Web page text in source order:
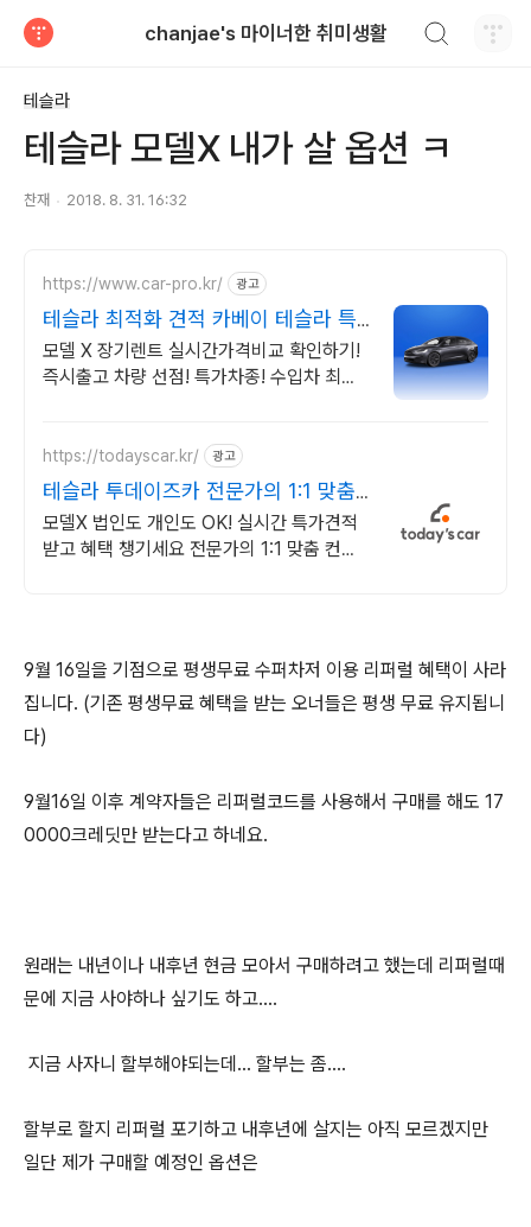
chanjae's 마이너한 취미생활
테슬라
테슬라 모델X 내가 살 옵션 ㅋ
찬재 2018. 8. 31. 16:32
https://www.car-pro.kr/ 광고
테슬라 최적화 견적 카베이 테슬라 특
가차량 무료견적
모델 X 장기렌트 실시간가격비교 확인하기!
즉시출고 차량 선점! 특가차종! 수입차 최대
https://todayscar.kr/ 광고
테슬라 투데이즈카 전문가의 1:1 맞춤
컨설팅
모델X 법인도 개인도 OK! 실시간 특가견적
받고 혜택 챙기세요 전문가의 1:1 맞춤 컨설
9월 16일을 기점으로 평생무료 수퍼차저 이용 리퍼럴 혜택이 사라
집니다. (기존 평생무료 혜택을 받는 오너들은 평생 무료 유지됩니
다)
9월16일 이후 계약자들은 리퍼럴코드를 사용해서 구매를 해도 17
0000크레딧만 받는다고 하네요.
원래는 내년이나 내후년 현금 모아서 구매하려고 했는데 리퍼럴때
문에 지금 사야하나 싶기도 하고....
지금 사자니 할부해야되는데... 할부는 좀....
할부로 할지 리퍼럴 포기하고 내후년에 살지는 아직 모르겠지만
일단 제가 구매할 예정인 옵션은